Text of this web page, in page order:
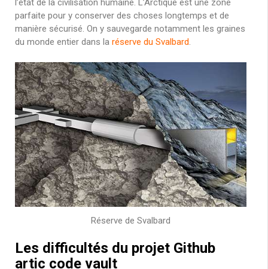
l’état de la civilisation humaine. L’Arctique est une zone
parfaite pour y conserver des choses longtemps et de
manière sécurisé. On y sauvegarde notamment les graines
du monde entier dans la réserve du Svalbard.
Réserve de Svalbard
Les difficultés du projet Github
artic code vault